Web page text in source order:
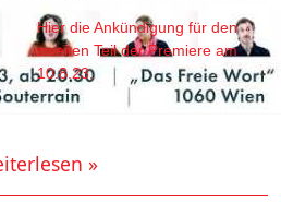
Hier die Ankündigung für den
zweiten Teil der Premiere am
10.8.23.
»